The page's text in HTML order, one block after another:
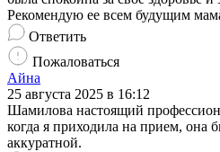
Рекомендую ее всем будущим
Ответить
Пожаловаться
Айна
25 августа 2025 в 16:12
Шамилова настоящий
когда я приходила на прием, она
аккуратной.